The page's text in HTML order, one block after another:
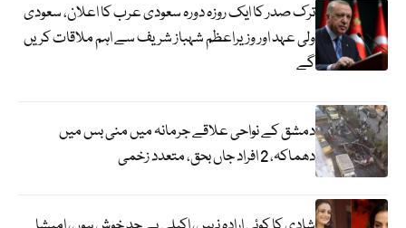
ترک صدر کا ایک روزہ دورہ سعودی عرب کا اعلان، سعودی
ولی عہد اور وزیراعظم شہباز شریف سے اہم ملاقات کریں
گے
دمشق کے نواحی علاقے جرمانہ میں منی بس میں
دھماکہ، 2 افراد جاں بحق، متعدد زخمی